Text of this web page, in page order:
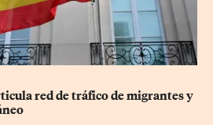
red de tráfico de migrantes y